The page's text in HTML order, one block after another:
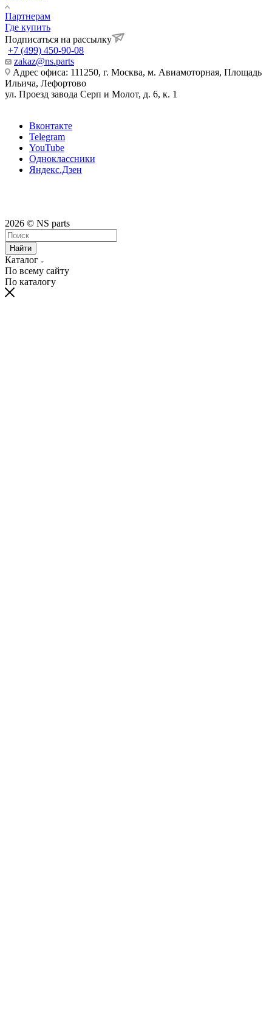
Партнерам
Где купить
Подписаться на рассылку
+7 (499) 450-90-08
zakaz@ns.parts
Адрес офиса: 111250, г. Москва, м. Авиамоторная, Площадь
Ильича, Лефортово
ул. Проезд завода Серп и Молот, д. 6, к. 1
Вконтакте
Telegram
YouTube
Одноклассники
Яндекс.Дзен
2026 © NS parts
Найти
Каталог
По всему сайту
По каталогу